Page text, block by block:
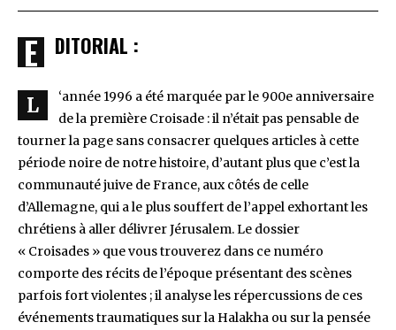
EDITORIAL :
L
‘année 1996 a été marquée par le 900e anniversaire
de la première Croisade : il n’était pas pensable de
tourner la page sans consacrer quelques articles à cette
période noire de notre histoire, d’autant plus que c’est la
communauté juive de France, aux côtés de celle
d’Allemagne, qui a le plus souffert de l’appel exhortant les
chrétiens à aller délivrer Jérusalem. Le dossier
« Croisades » que vous trouverez dans ce numéro
comporte des récits de l’époque présentant des scènes
parfois fort violentes ; il analyse les répercussions de ces
événements traumatiques sur la Halakha ou sur la pensée